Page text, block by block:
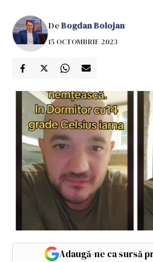
DeBogdan Bolojan
15 OCTOMBRIE 2023
Adaugă-ne ca sursă